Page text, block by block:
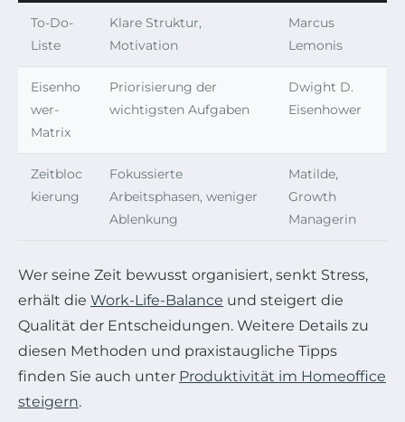
To-Do-
Liste
Klare Struktur,
Motivation
Marcus
Lemonis
Eisenho
wer-
Matrix
Priorisierung der
wichtigsten Aufgaben
Dwight D.
Eisenhower
Zeitbloc
kierung
Fokussierte
Arbeitsphasen, weniger
Ablenkung
Matilde,
Growth
Managerin
Wer seine Zeit bewusst organisiert, senkt Stress,
erhält die Work-Life-Balance und steigert die
Qualität der Entscheidungen. Weitere Details zu
diesen Methoden und praxistaugliche Tipps
finden Sie auch unter Produktivität im Homeoffice
steigern.